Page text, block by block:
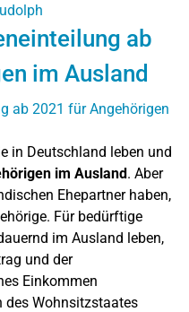
ab
im Ausland
in Deutschland leben und
im Ausland. Aber
Ehepartner haben,
Für bedürftige
im Ausland leben,
und der
Einkommen
des Wohnsitzstaates